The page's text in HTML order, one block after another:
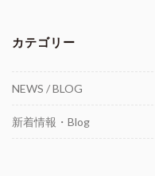
カテゴリー
NEWS / BLOG
新着情報・Blog